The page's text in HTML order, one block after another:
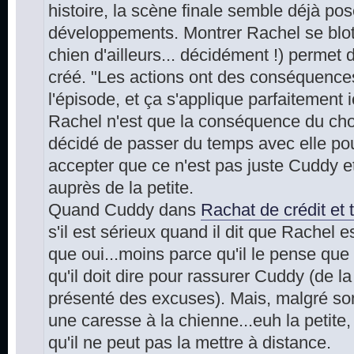
histoire, la scène finale semble déjà
développements. Montrer Rachel se
chien d'ailleurs... décidément !) permet
créé. "Les actions ont des
l'épisode, et ça s'applique parfaitement
Rachel n'est que la conséquence du
décidé de passer du temps avec elle
accepter que ce n'est pas juste Cuddy
auprès de la petite.
Quand Cuddy dans Rachat de crédit et
s'il est sérieux quand il dit que Rachel
que oui...moins parce qu'il le pense
qu'il doit dire pour rassurer Cuddy (de
présenté des excuses). Mais, malgré
une caresse à la chienne...euh la
qu'il ne peut pas la mettre à distance.